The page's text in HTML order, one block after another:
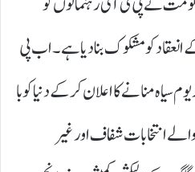
انعقاد کو مشکوک بنا دیا ہے۔ اب پی
منانے کا اعلان کرکے دنیا کو با
انتخابات شفاف اور غیر